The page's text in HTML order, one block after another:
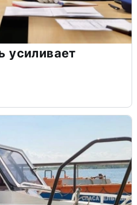
усиливает